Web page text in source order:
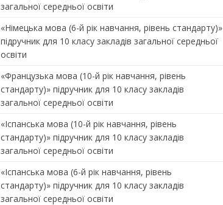
загальної середньої освіти
«Німецька мова (6-й рік навчання, рівень стандарту)»
підручник для 10 класу закладів загальної середньої
освіти
«Французька мова (10-й рік навчання, рівень
стандарту)» підручник для 10 класу закладів
загальної середньої освіти
«Іспанська мова (10-й рік навчання, рівень
стандарту)» підручник для 10 класу закладів
загальної середньої освіти
«Іспанська мова (6-й рік навчання, рівень
стандарту)» підручник для 10 класу закладів
загальної середньої освіти